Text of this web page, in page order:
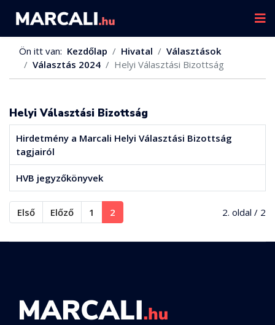
Ön itt van: Kezdőlap Hivatal
Választások
Választás 2024
Helyi Választási Bizottság
Helyi Választási Bizottság
Hirdetmény a Marcali Helyi Választási Bizottság
tagjairól
HVB jegyzőkönyvek
Első Előző 1 2 2. oldal / 2